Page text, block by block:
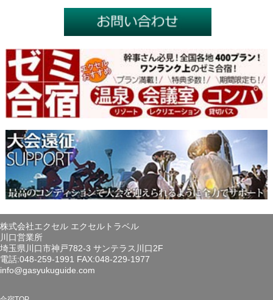
株式会社エクセル エクセルトラベル
川口営業所
埼玉県川口市神戸782-3 サンテラス川口2F
電話:048-259-1991 FAX:048-229-1977
info@gasyukuguide.com